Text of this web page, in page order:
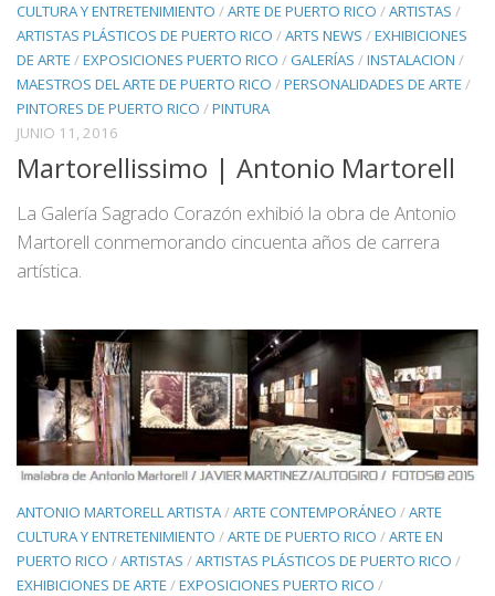
CULTURA Y ENTRETENIMIENTO /ARTE DE PUERTO RICO /ARTISTAS /
ARTISTAS PLÁSTICOS DE PUERTO RICO /ARTS NEWS /EXHIBICIONES
DE ARTE /EXPOSICIONES PUERTO RICO / GALERÍAS /INSTALACION /
MAESTROS DEL ARTE DE PUERTO RICO /PERSONALIDADES DE ARTE /
PINTORES DE PUERTO RICO /PINTURA
JUNIO 11, 2016
Martorellissimo | Antonio Martorell
La Galería Sagrado Corazón exhibió la obra de Antonio
Martorell conmemorando cincuenta años de carrera
artística.
ANTONIO MARTORELL ARTISTA/ARTE CONTEMPORÁNEO /ARTE
CULTURA Y ENTRETENIMIENTO /ARTE DE PUERTO RICO /ARTE EN
PUERTO RICO /ARTISTAS /ARTISTAS PLÁSTICOS DE PUERTO RICO /
EXHIBICIONES DE ARTE /EXPOSICIONES PUERTO RICO /